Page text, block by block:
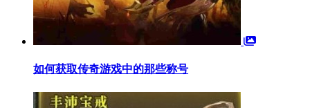
如何获取传奇游戏中的那些称号